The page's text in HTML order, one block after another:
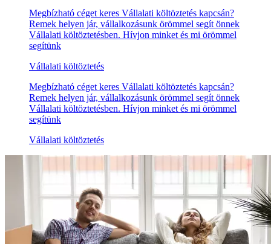
Megbízható céget keres Vállalati költöztetés kapcsán?
Remek helyen jár, vállalkozásunk örömmel segít önnek
Vállalati költöztetésben. Hívjon minket és mi örömmel
segítünk
Vállalati költöztetés
Megbízható céget keres Vállalati költöztetés kapcsán?
Remek helyen jár, vállalkozásunk örömmel segít önnek
Vállalati költöztetésben. Hívjon minket és mi örömmel
segítünk
Vállalati költöztetés